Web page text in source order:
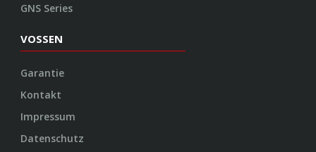
GNS Series
VOSSEN
Garantie
Kontakt
Impressum
Datenschutz